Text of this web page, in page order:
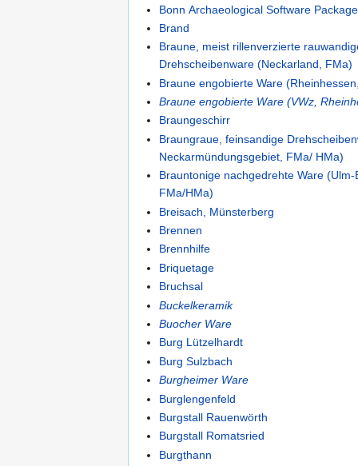
Bonn Archaeological Software
Brand
Braune, meist rillenverzierte
Drehscheibenware (Neckarland, FMa)
Braune engobierte Ware
Braune engobierte Ware (VWz,
Braungeschirr
Braungraue, feinsandige
Neckarmündungsgebiet, FMa/ HMa)
Brauntonige nachgedrehte Ware
FMa/HMa)
Breisach, Münsterberg
Brennen
Brennhilfe
Briquetage
Bruchsal
Buckelkeramik
Buocher Ware
Burg Lützelhardt
Burg Sulzbach
Burgheimer Ware
Burglengenfeld
Burgstall Rauenwörth
Burgstall Romatsried
Burgthann